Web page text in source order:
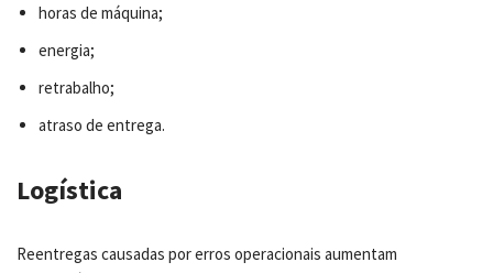
horas de máquina;
energia;
retrabalho;
atraso de entrega.
Logística
Reentregas causadas por erros operacionais aumentam